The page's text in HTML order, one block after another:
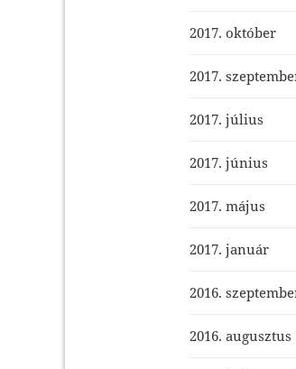
2017. október
2017.
2017. július
2017. június
2017. május
2017. január
2016.
2016. augusztus